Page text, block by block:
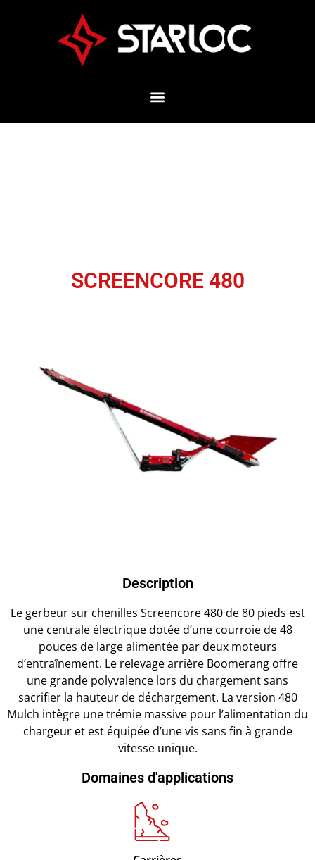
SCREENCORE 480
Description
Le gerbeur sur chenilles Screencore 480 de 80 pieds est
une centrale électrique dotée d’une courroie de 48
pouces de large alimentée par deux moteurs
d’entraînement. Le relevage arrière Boomerang offre
une grande polyvalence lors du chargement sans
sacrifier la hauteur de déchargement. La version 480
Mulch intègre une trémie massive pour l’alimentation du
chargeur et est équipée d’une vis sans fin à grande
vitesse unique.
Domaines d'applications